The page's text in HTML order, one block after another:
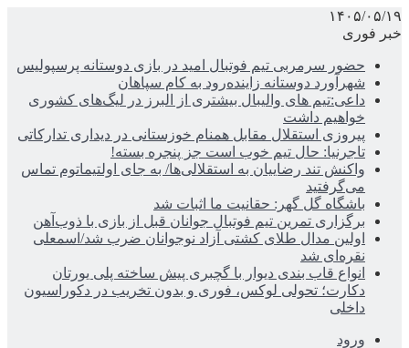
۱۴۰۵/۰۵/۱۹
خبر فوری
حضور سرمربی تیم فوتبال امید در بازی دوستانه پرسپولیس
شهرآورد دوستانه زاینده‌رود به کام سپاهان
داعی:تیم های والیبال بیشتری از البرز در لیگ‌های کشوری
خواهیم داشت
پیروزی استقلال مقابل همنام خوزستانی در دیداری تدارکاتی
تاجرنیا: حال تیم خوب است جز پنجره بسته!
واکنش تند رضاییان به استقلالی‌ها/ به جای اولتیماتوم تماس
می‌گرفتید
باشگاه گل گهر: حقانیت ما اثبات شد
برگزاری تمرین تیم فوتبال جوانان قبل از بازی با ذوب‌آهن
اولین مدال طلای کشتی آزاد نوجوانان ضرب شد/اسمعلی
نقره‌ای شد
انواع قاب بندی دیوار با گچبری پیش ساخته پلی یورتان
دکارت؛ تحولی لوکس، فوری و بدون تخریب در دکوراسیون
داخلی
ورود